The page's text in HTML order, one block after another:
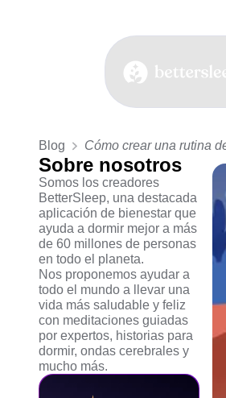
BetterSleep Logo
Blog Cómo crear una rutina
Sobre nosotros
Somos los creadores
BetterSleep, una destacada
aplicación de bienestar que
ayuda a dormir mejor a más
de 60 millones de personas
en todo el planeta.
Nos proponemos ayudar a
todo el mundo a llevar una
vida más saludable y feliz
con meditaciones guiadas
por expertos, historias para
dormir, ondas cerebrales y
mucho más.